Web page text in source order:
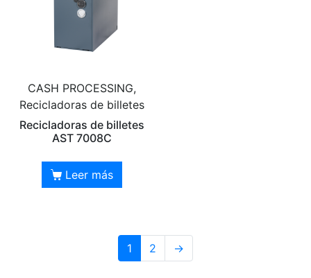
CASH PROCESSING,
Recicladoras de billetes
Recicladoras de billetes
AST 7008C
Leer más
1 2 →